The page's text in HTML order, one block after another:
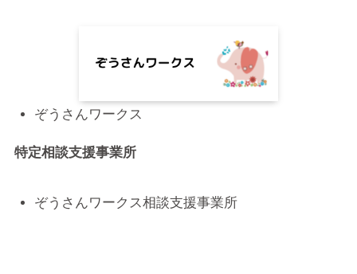
ぞうさんワークス
特定相談支援事業所
ぞうさんワークス相談支援事業所